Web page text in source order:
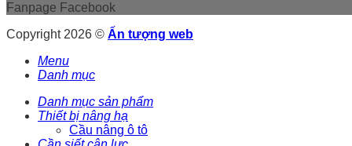
Fanpage Facebook
Copyright 2026 © Ấn tượng web
Menu
Danh mục
Danh mục sản phẩm
Thiết bị nâng hạ
Cầu nâng ô tô